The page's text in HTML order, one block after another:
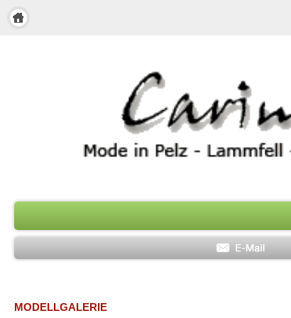
MODELLGALERIE